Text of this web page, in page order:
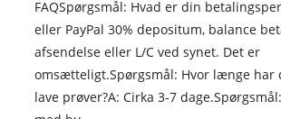
FAQSpørgsmål: Hvad er din
eller PayPal 30% depositum, balance
afsendelse eller L/C ved synet. Det er
omsætteligt.Spørgsmål: Hvor længe har
lave prøver?A: Cirka 3-7